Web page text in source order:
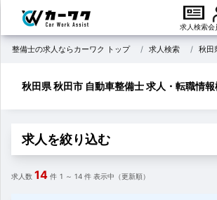
求人検索会
整備士の求人ならカーワク トップ 求人検索 秋田
秋田県 秋田市 自動車整備士 求人・転職情
求人を絞り込む
求人数 14 件 1 ～ 14 件 表示中（更新順）